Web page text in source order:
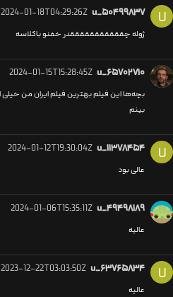
U u_۵۰۴۹۹۸۳۷ 2024-01-18T04:29:26Z
ژوله چقققققققققققدر خفنو باکلاسه
u_۶۵۷۰۲۷۱۰ 2024-01-15T15:28:45Z
بینم
U u_۱۱۳۷۸۴۵۴ 2024-01-12T19:30:04Z
عالی بود
u_۴۹۴۹۸۱۸۹ 2024-01-06T15:35:11Z
عالیه
U u_۶۳۷۶۵۸۳۴ 2023-12-22T03:03:50Z
عالیه